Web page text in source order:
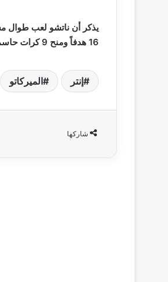
16 هدفاً ومنح 9 كرات حاسمة ” أسيست “.
إنتر الميركاتو
شاركها